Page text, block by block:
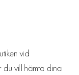
vid
du vill hämta dina